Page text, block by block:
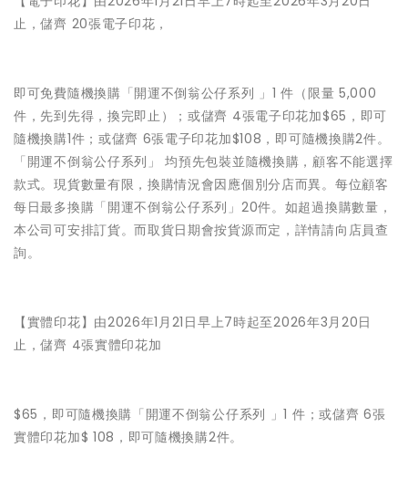
止，儲齊 20張電子印花，
即可免費隨機換購「開運不倒翁公仔系列 」1 件（限量 5,000
件，先到先得，換完即止）；或儲齊 4張電子印花加$65，即可
隨機換購1件；或儲齊 6張電子印花加$108，即可隨機換購2件。
「開運不倒翁公仔系列」 均預先包裝並隨機換購，顧客不能選擇
款式。現貨數量有限，換購情況會因應個別分店而異。每位顧客
每日最多換購「開運不倒翁公仔系列」20件。如超過換購數量，
本公司可安排訂貨。而取貨日期會按貨源而定，詳情請向店員查
詢。
【實體印花】由2026年1月21日早上7時起至2026年3月20日
止，儲齊 4張實體印花加
$65，即可隨機換購「開運不倒翁公仔系列 」1 件；或儲齊 6張
實體印花加$ 108，即可隨機換購2件。